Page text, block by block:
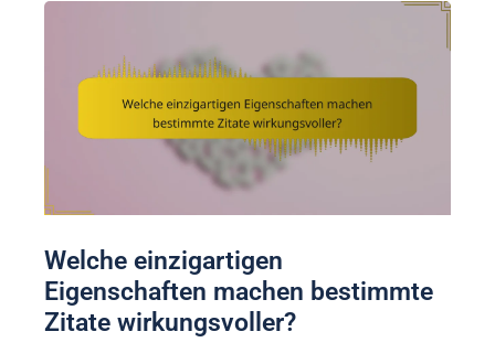
Welche einzigartigen
Eigenschaften machen bestimmte
Zitate wirkungsvoller?